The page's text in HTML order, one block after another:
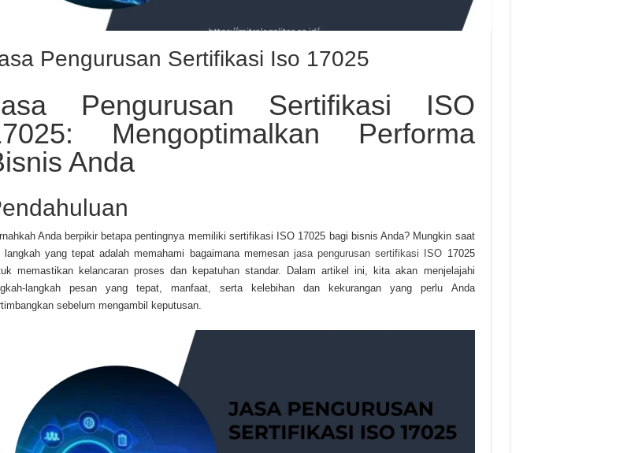
Pengurusan Sertifikasi Iso 17025
Pengurusan Sertifikasi ISO
Mengoptimalkan Performa
Anda
Anda berpikir betapa pentingnya memiliki sertifikasi ISO 17025 bagi bisnis Anda? Mungkin saat
langkah yang tepat adalah memahami bagaimana memesan jasa pengurusan sertifikasi ISO 17025
memastikan kelancaran proses dan kepatuhan standar. Dalam artikel ini, kita akan menjelajahi
langkah pesan yang tepat, manfaat, serta kelebihan dan kekurangan yang perlu Anda
sebelum mengambil keputusan.